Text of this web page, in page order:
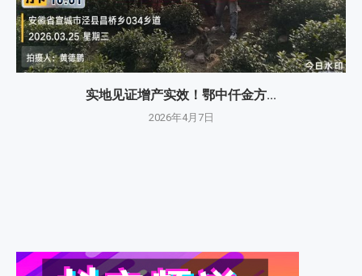
实地见证增产实效！鄂中仟金方...
2026年4月7日